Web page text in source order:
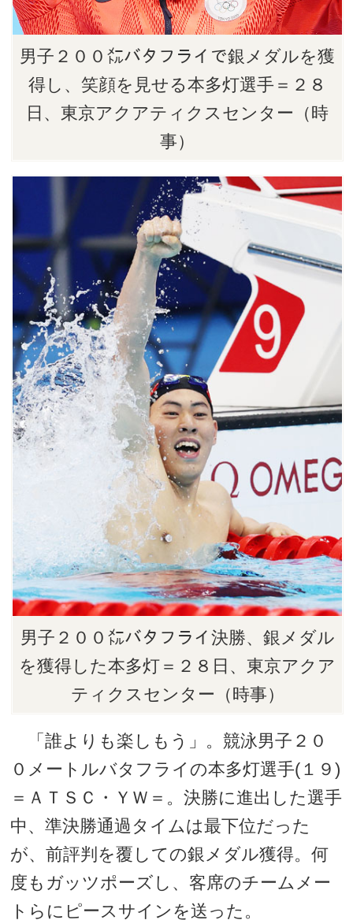
男子２００㍍バタフライで銀メダルを獲
得し、笑顔を見せる本多灯選手＝２８
日、東京アクアティクスセンター（時
事）
男子２００㍍バタフライ決勝、銀メダル
を獲得した本多灯＝２８日、東京アクア
ティクスセンター（時事）
「誰よりも楽しもう」。競泳男子２０
０メートルバタフライの本多灯選手(１９)
＝ＡＴＳＣ・ＹＷ＝。決勝に進出した選手
中、準決勝通過タイムは最下位だった
が、前評判を覆しての銀メダル獲得。何
度もガッツポーズし、客席のチームメー
トらにピースサインを送った。